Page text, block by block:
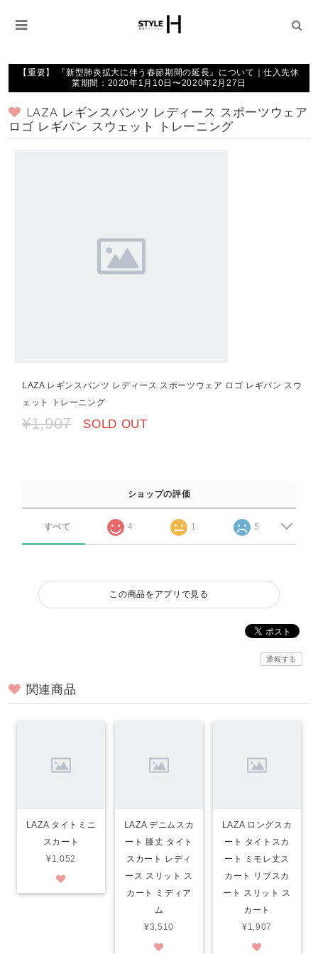
【重要】 『新型肺炎拡大に伴う春節期間の延長』について｜仕入先休
業期間：2020年1月10日〜2020年2月27日
LAZA レギンスパンツ レディース スポーツウェア
ロゴ レギパン スウェット トレーニング
LAZA レギンスパンツ レディース スポーツウェア ロゴ レギパン スウ
ェット トレーニング
¥1,907 SOLD OUT
ショップの評価
すべて 4 1 5
この商品をアプリで見る
通報する
関連商品
LAZA タイトミニ
スカート
¥1,052
LAZA デニムスカ
ート 膝丈 タイト
スカート レディ
ース スリット ス
カート ミディア
ム
¥3,510
LAZA ロングスカ
ート タイトスカ
ート ミモレ丈ス
カート リブスカ
ート スリット ス
カート
¥1,907